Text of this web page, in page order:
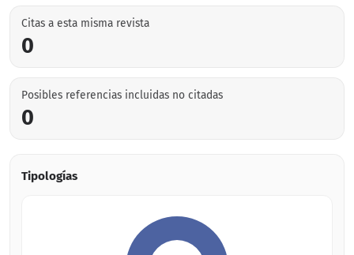
Citas a esta misma revista
0
Posibles referencias incluidas no citadas
0
Tipologías